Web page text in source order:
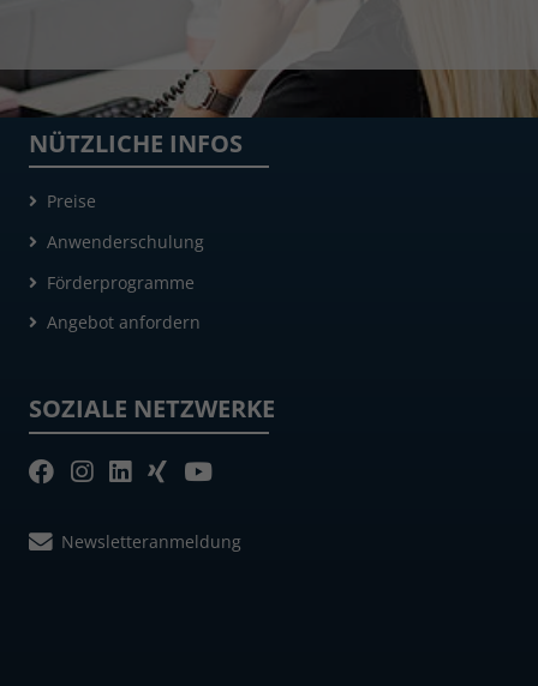
NÜTZLICHE INFOS
Preise
Anwenderschulung
Förderprogramme
Angebot anfordern
SOZIALE NETZWERKE
Newsletteranmeldung